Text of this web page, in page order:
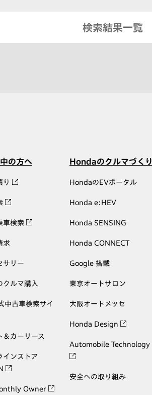
検索結果一覧
の方へ
り
車検索
求
サリー
クルマ購入
中古車検索サイ
＆カーリース
インストア
Owner
Hondaのクルマづくり
HondaのEVポータル
Honda e:HEV
Honda SENSING
Honda CONNECT
Google 搭載
東京オートサロン
大阪オートメッセ
Honda Design
Automobile Technology
安全への取り組み